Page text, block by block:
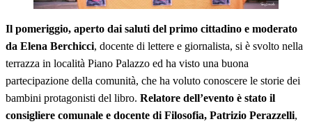
Il pomeriggio, aperto dai saluti del primo cittadino e moderato
da Elena Berchicci, docente di lettere e giornalista, si è svolto nella
terrazza in località Piano Palazzo ed ha visto una buona
partecipazione della comunità, che ha voluto conoscere le storie dei
bambini protagonisti del libro. Relatore dell’evento è stato il
consigliere comunale e docente di Filosofia, Patrizio Perazzelli,